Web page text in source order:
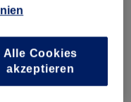
1188 Bewertungen
Alle Cookies
akzeptieren